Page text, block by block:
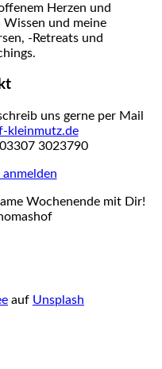
Herzen und
und meine
-Retreats und
uns gerne per Mail
kleinmutz.de
3023790
Wochenende mit Dir!
auf Unsplash